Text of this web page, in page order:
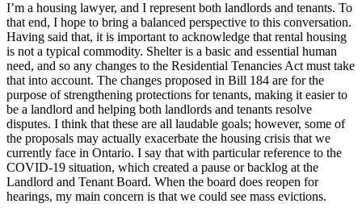
I’m a housing lawyer, and I represent both landlords and tenants. To
that end, I hope to bring a balanced perspective to this conversation.
Having said that, it is important to acknowledge that rental housing
is not a typical commodity. Shelter is a basic and essential human
need, and so any changes to the Residential Tenancies Act must take
that into account. The changes proposed in Bill 184 are for the
purpose of strengthening protections for tenants, making it easier to
be a landlord and helping both landlords and tenants resolve
disputes. I think that these are all laudable goals; however, some of
the proposals may actually exacerbate the housing crisis that we
currently face in Ontario. I say that with particular reference to the
COVID-19 situation, which created a pause or backlog at the
Landlord and Tenant Board. When the board does reopen for
hearings, my main concern is that we could see mass evictions.